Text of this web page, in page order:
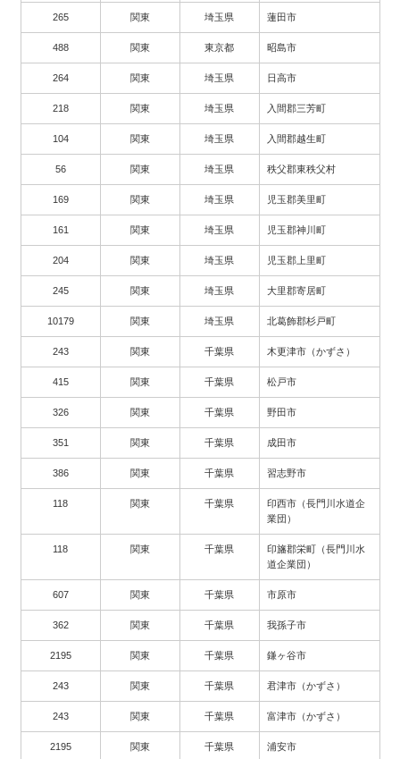
265 関東 埼玉県 蓮田市
488 関東 東京都 昭島市
264 関東 埼玉県 日高市
218 関東 埼玉県 入間郡三芳町
104 関東 埼玉県 入間郡越生町
56 関東 埼玉県 秩父郡東秩父村
169 関東 埼玉県 児玉郡美里町
161 関東 埼玉県 児玉郡神川町
204 関東 埼玉県 児玉郡上里町
245 関東 埼玉県 大里郡寄居町
10179 関東 埼玉県 北葛飾郡杉戸町
243 関東 千葉県 木更津市（かずさ）
415 関東 千葉県 松戸市
326 関東 千葉県 野田市
351 関東 千葉県 成田市
386 関東 千葉県 習志野市
118 関東 千葉県
印西市（長門川水道企
業団）
118 関東 千葉県
印旛郡栄町（長門川水
道企業団）
607 関東 千葉県 市原市
362 関東 千葉県 我孫子市
2195 関東 千葉県 鎌ヶ谷市
243 関東 千葉県 君津市（かずさ）
243 関東 千葉県 富津市（かずさ）
2195 関東 千葉県 浦安市